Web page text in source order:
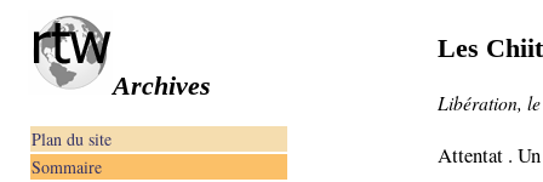
Archives
Plan du site
Sommaire
Les
Libération,
Attentat .